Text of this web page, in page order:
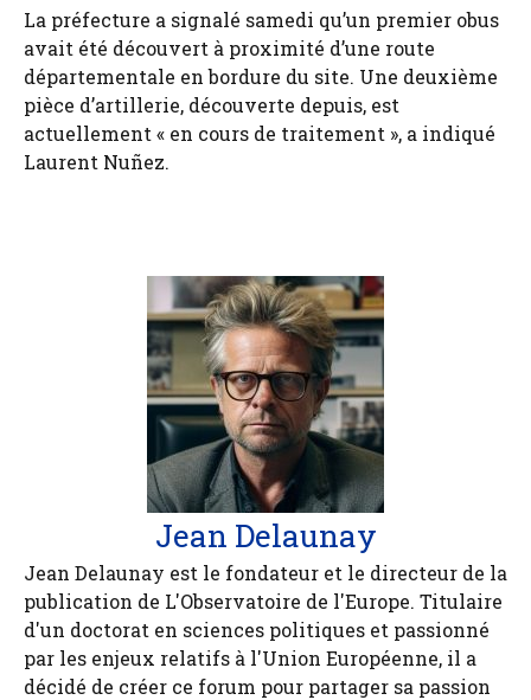
La préfecture a signalé samedi qu’un premier obus
avait été découvert à proximité d’une route
départementale en bordure du site. Une deuxième
pièce d’artillerie, découverte depuis, est
actuellement « en cours de traitement », a indiqué
Laurent Nuñez.
Jean Delaunay
Jean Delaunay est le fondateur et le directeur de la
publication de L'Observatoire de l'Europe. Titulaire
d'un doctorat en sciences politiques et passionné
par les enjeux relatifs à l'Union Européenne, il a
décidé de créer ce forum pour partager sa passion